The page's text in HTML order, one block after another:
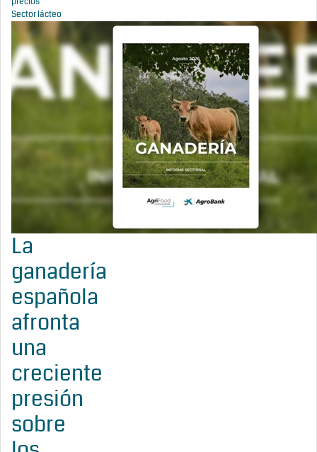
Sector lácteo
La
ganadería
española
afronta
una
creciente
presión
sobre